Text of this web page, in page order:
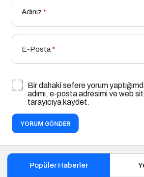
Adınız *
E-Posta*
Bir dahaki sefere yorum
adımı, e-posta adresimi ve web
tarayıcıya kaydet.
YORUM GÖNDER
Popüler Haberler